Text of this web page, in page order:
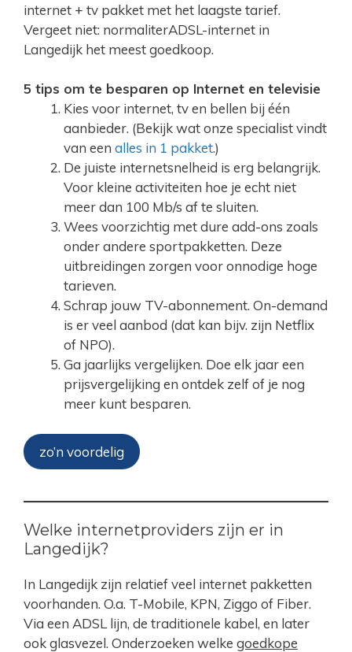
internet + tv pakket met het laagste tarief.
Vergeet niet: normaliterADSL-internet in
Langedijk het meest goedkoop.
5 tips om te besparen op Internet en televisie
Kies voor internet, tv en bellen bij één
aanbieder. (Bekijk wat onze specialist vindt
van een alles in 1 pakket.)
De juiste internetsnelheid is erg belangrijk.
Voor kleine activiteiten hoe je echt niet
meer dan 100 Mb/s af te sluiten.
Wees voorzichtig met dure add-ons zoals
onder andere sportpakketten. Deze
uitbreidingen zorgen voor onnodige hoge
tarieven.
Schrap jouw TV-abonnement. On-demand
is er veel aanbod (dat kan bijv. zijn Netflix
of NPO).
Ga jaarlijks vergelijken. Doe elk jaar een
prijsvergelijking en ontdek zelf of je nog
meer kunt besparen.
zo’n voordelig
Welke internetproviders zijn er in
Langedijk?
In Langedijk zijn relatief veel internet pakketten
voorhanden. O.a. T-Mobile, KPN, Ziggo of Fiber.
Via een ADSL lijn, de traditionele kabel, en later
ook glasvezel. Onderzoeken welke goedkope